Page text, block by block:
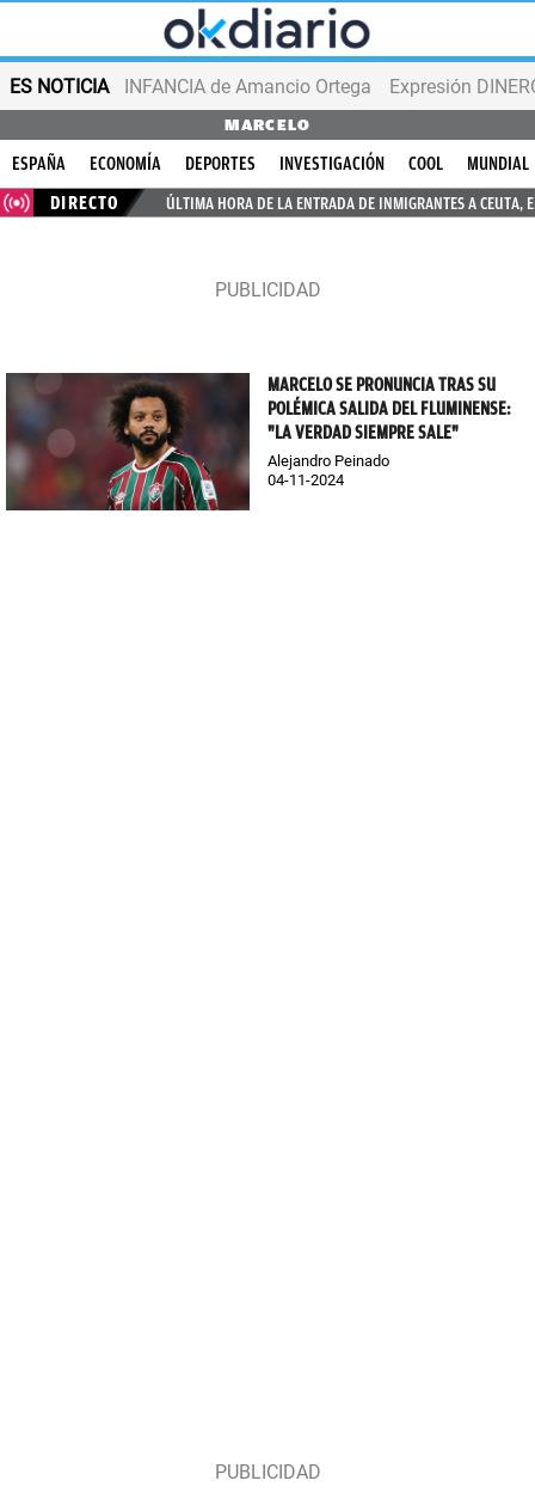
ES NOTICIA INFANCIA de Amancio Ortega Expresión
MARCELO
ESPAÑA ECONOMÍA DEPORTES INVESTIGACIÓN COOL
MUNDIAL
DIRECTO
ÚLTIMA HORA DE LA ENTRADA DE INMIGRANTES A CEUTA,
MARCELO SE PRONUNCIA TRAS SU
POLÉMICA SALIDA DEL FLUMINENSE:
"LA VERDAD SIEMPRE SALE"
Alejandro Peinado
04-11-2024